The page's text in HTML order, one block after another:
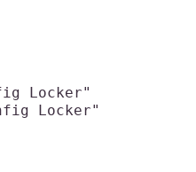
Locker"
Locker"